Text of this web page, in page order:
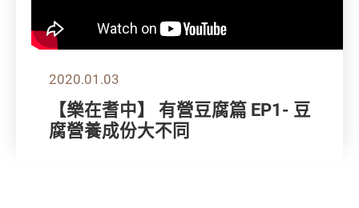
2020.01.03
【樂在耆中】 有營豆腐篇 EP1- 豆
腐營養成份大不同